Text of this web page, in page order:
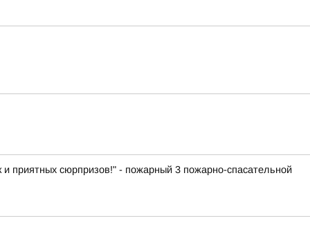
приятных сюрпризов!" - пожарный 3 пожарно-спасательной